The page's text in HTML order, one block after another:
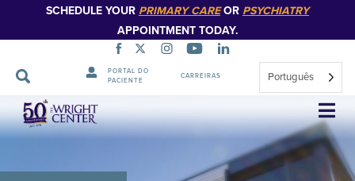
SCHEDULE YOUR PRIMARY CAREOR PSYCHIATRY
APPOINTMENT TODAY.
PORTAL DO
PACIENTE
CARREIRAS Português
Saltar
navegação